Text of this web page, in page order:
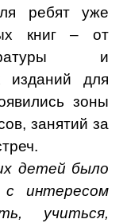
ребят уже
книг – от
и
изданий для
зоны
занятий за
детей было
интересом
учиться,